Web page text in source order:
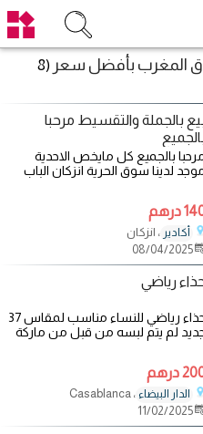
المغرب بأفضل سعر
(8
بالجملة والتقسيط مرحبا
بالجميع كل مايخص الاحدية
لدينا سوق الحرية انزكان الباب
درهم
أكادير ، انزكان
08/04/2025
رياضي
حذاء رياضي للنساء مناسب لمقاس 37
لم يتم لبسه من قبل من ماركة
درهم
الدار البيضاء ، Casablanca
11/02/2025